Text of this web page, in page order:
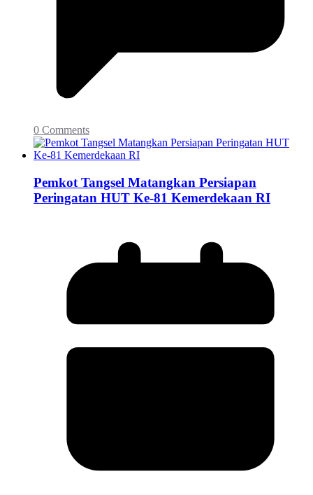
0 Comments
Pemkot Tangsel Matangkan Persiapan
Peringatan HUT Ke-81 Kemerdekaan RI